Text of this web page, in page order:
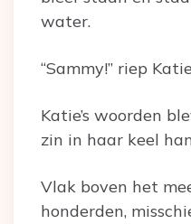
water.
“Sammy!” riep
Katie’s woorden
zin in haar keel
Vlak boven het
honderden,